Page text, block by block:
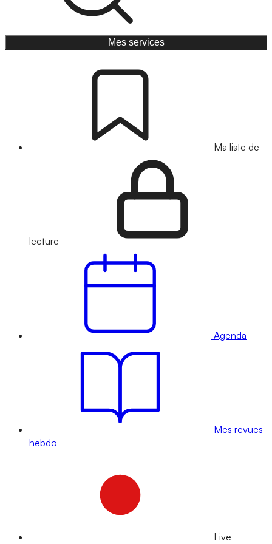
Mes services
Ma liste de
lecture
Agenda
Mes revues
hebdo
Live